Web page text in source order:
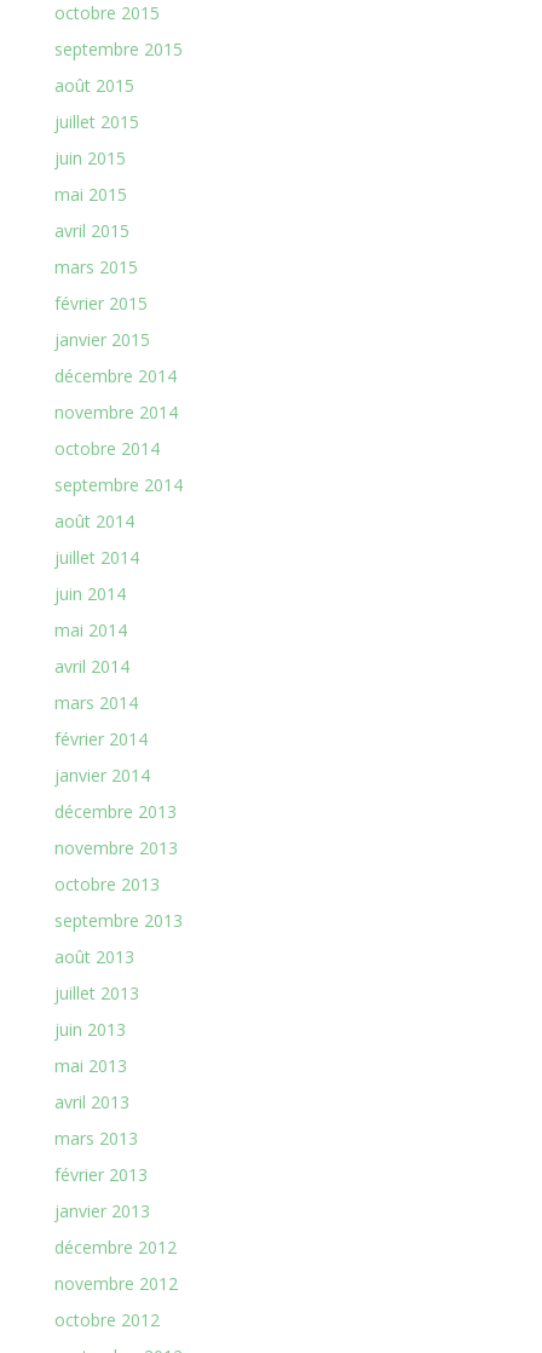
octobre 2015
septembre 2015
août 2015
juillet 2015
juin 2015
mai 2015
avril 2015
mars 2015
février 2015
janvier 2015
décembre 2014
novembre 2014
octobre 2014
septembre 2014
août 2014
juillet 2014
juin 2014
mai 2014
avril 2014
mars 2014
février 2014
janvier 2014
décembre 2013
novembre 2013
octobre 2013
septembre 2013
août 2013
juillet 2013
juin 2013
mai 2013
avril 2013
mars 2013
février 2013
janvier 2013
décembre 2012
novembre 2012
octobre 2012